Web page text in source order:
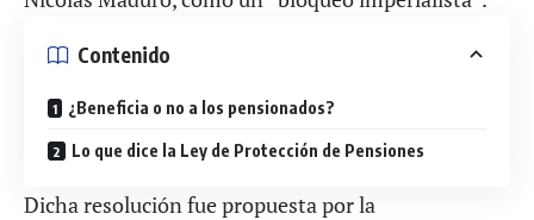
Contenido
¿Beneficia o no a los pensionados?
Lo que dice la Ley de Protección de Pensiones
Dicha resolución fue propuesta por la